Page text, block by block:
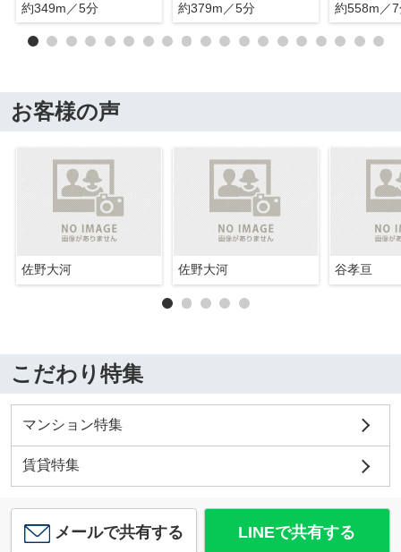
約349m／5分
約379m／5分
約558m／
お客様の声
佐野大河 佐野大河 谷孝亘
こだわり特集
マンション特集
賃貸特集
メールで共有する LINEで共有する